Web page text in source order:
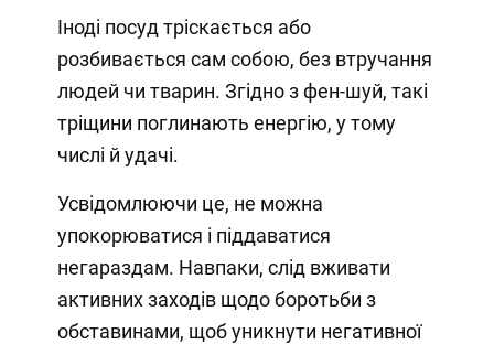
Іноді посуд тріскається або
розбивається сам собою, без втручання
людей чи тварин. Згідно з фен-шуй, такі
тріщини поглинають енергію, у тому
числі й удачі.
Усвідомлюючи це, не можна
упокорюватися і піддаватися
негараздам. Навпаки, слід вживати
активних заходів щодо боротьби з
обставинами, щоб уникнути негативної